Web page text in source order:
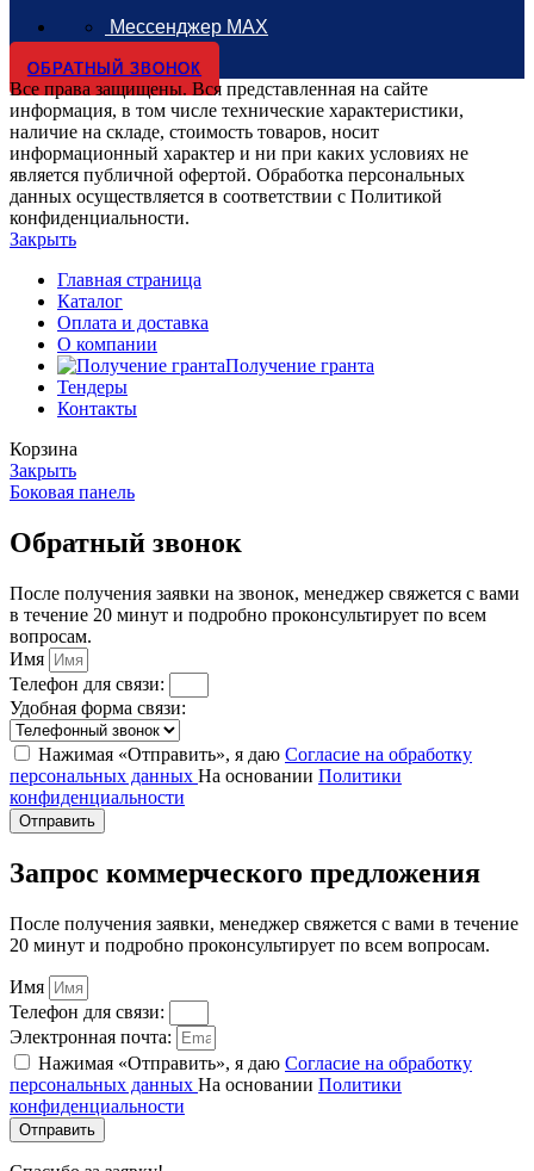
Мессенджер MAX
ОБРАТНЫЙ ЗВОНОК
Все права защищены. Вся представленная на сайте
информация, в том числе технические характеристики,
наличие на складе, стоимость товаров, носит
информационный характер и ни при каких условиях не
является публичной офертой. Обработка персональных
данных осуществляется в соответствии с Политикой
конфиденциальности.
Закрыть
Главная страница
Каталог
Оплата и доставка
О компании
Получение гранта
Тендеры
Контакты
Корзина
Закрыть
Боковая панель
Обратный звонок
После получения заявки на звонок, менеджер свяжется с вами
в течение 20 минут и подробно проконсультирует по всем
вопросам.
Имя
Телефон для связи:
Удобная форма связи:
Нажимая «Отправить», я даю Согласие на обработку
персональных данных На основании Политики
конфиденциальности
Отправить
Запрос коммерческого предложения
После получения заявки, менеджер свяжется с вами в течение
20 минут и подробно проконсультирует по всем вопросам.
Имя
Телефон для связи:
Электронная почта:
Нажимая «Отправить», я даю Согласие на обработку
персональных данных На основании Политики
конфиденциальности
Отправить